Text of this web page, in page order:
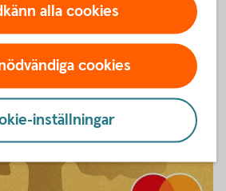
alla cookies
cookies
inställningar